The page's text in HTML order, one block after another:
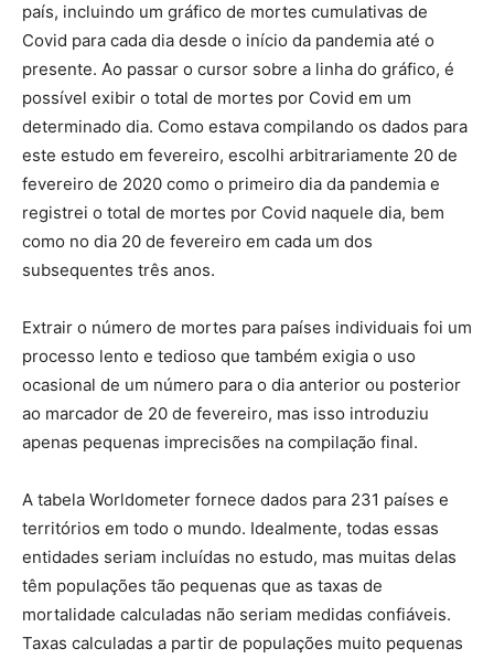
país, incluindo um gráfico de mortes cumulativas de
Covid para cada dia desde o início da pandemia até o
presente. Ao passar o cursor sobre a linha do gráfico, é
possível exibir o total de mortes por Covid em um
determinado dia. Como estava compilando os dados para
este estudo em fevereiro, escolhi arbitrariamente 20 de
fevereiro de 2020 como o primeiro dia da pandemia e
registrei o total de mortes por Covid naquele dia, bem
como no dia 20 de fevereiro em cada um dos
subsequentes três anos.
Extrair o número de mortes para países individuais foi um
processo lento e tedioso que também exigia o uso
ocasional de um número para o dia anterior ou posterior
ao marcador de 20 de fevereiro, mas isso introduziu
apenas pequenas imprecisões na compilação final.
A tabela Worldometer fornece dados para 231 países e
territórios em todo o mundo. Idealmente, todas essas
entidades seriam incluídas no estudo, mas muitas delas
têm populações tão pequenas que as taxas de
mortalidade calculadas não seriam medidas confiáveis.
Taxas calculadas a partir de populações muito pequenas